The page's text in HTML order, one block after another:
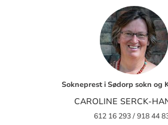
Sokneprest i Sødorp sokn og
CAROLINE SERCK-
612 16 293 / 918 44